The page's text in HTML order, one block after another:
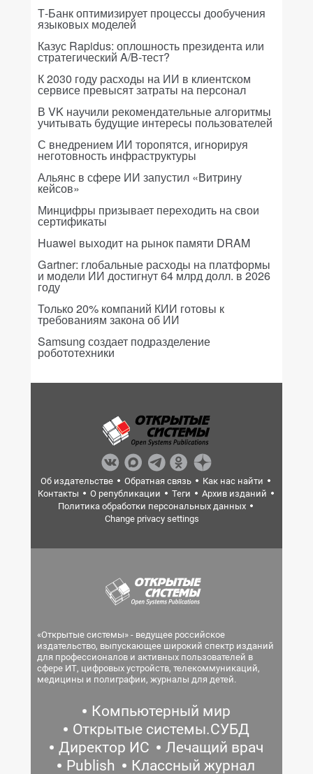
Т-Банк оптимизирует процессы дообучения
языковых моделей
Казус Rapidus: оплошность президента или
стратегический A/B-тест?
К 2030 году расходы на ИИ в клиентском
сервисе превысят затраты на персонал
В VK научили рекомендательные алгоритмы
учитывать будущие интересы пользователей
С внедрением ИИ торопятся, игнорируя
неготовность инфраструктуры
Альянс в сфере ИИ запустил «Витрину
кейсов»
Минцифры призывает переходить на свои
сертификаты
Huawei выходит на рынок памяти DRAM
Gartner: глобальные расходы на платформы
и модели ИИ достигнут 64 млрд долл. в 2026
году
Только 20% компаний КИИ готовы к
требованиям закона об ИИ
Samsung создает подразделение
робототехники
Об издательстве Обратная связь
Как нас найти
Контакты
О републикации Теги
Архив изданий
Политика обработки персональных данных
Change privacy settings
«Открытые системы» - ведущее российское
издательство, выпускающее широкий спектр изданий
для профессионалов и активных пользователей в
сфере ИТ, цифровых устройств, телекоммуникаций,
медицины и полиграфии, журналы для детей.
Компьютерный мир
Открытые системы.СУБД
Директор ИС
Лечащий врач
Publish
Классный журнал